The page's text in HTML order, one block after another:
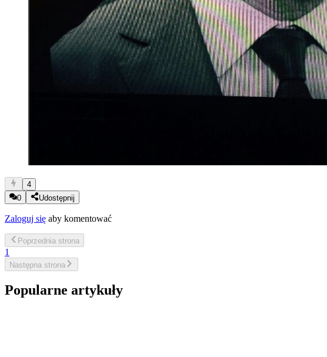
4
0
Udostępnij
Zaloguj się aby komentować
Poprzednia strona
1
Następna strona
Popularne artykuły